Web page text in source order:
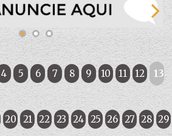
4 5 6 7 8 9 10 11 12 13
20 21 22 23 24 25 26 27 28 29